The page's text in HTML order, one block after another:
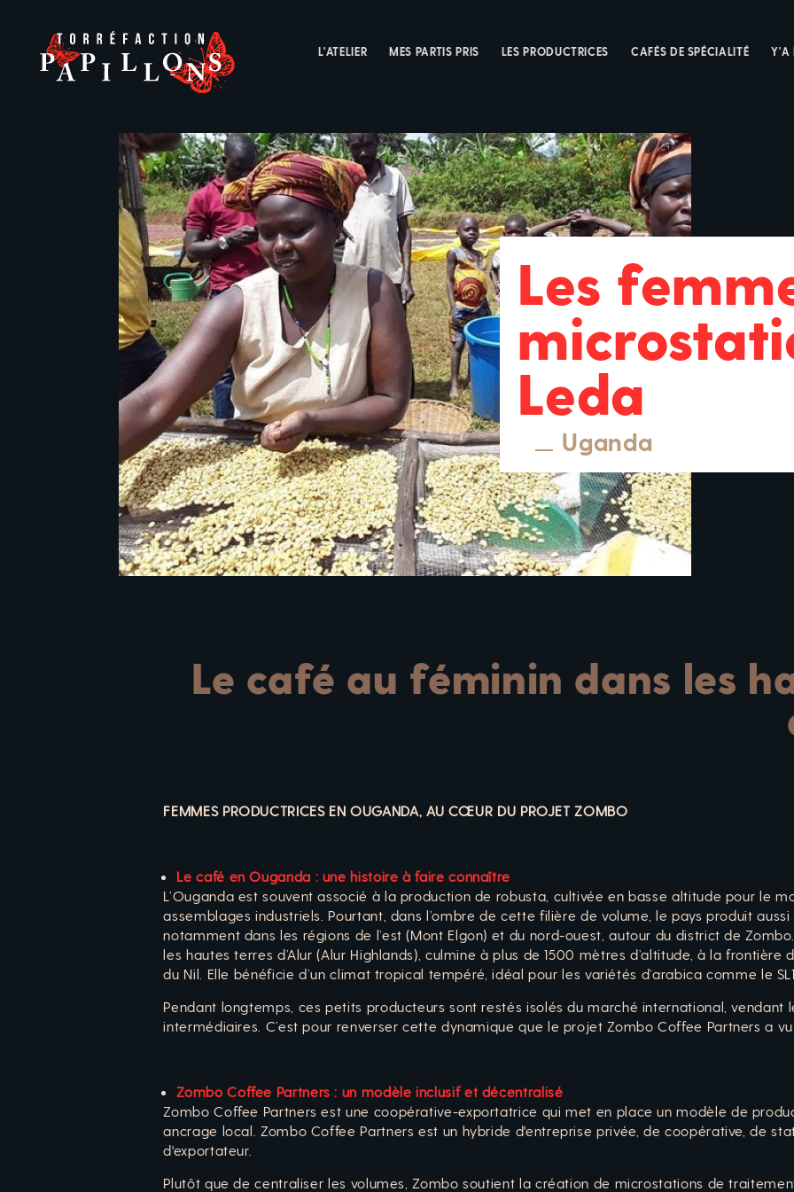
L'ATELIER MES PARTIS PRIS LES PRODUCTRICES CAFÉS DE SPÉCIALITÉ Y'A
Les
Leda
Uganda
Le café au féminin dans les
FEMMES PRODUCTRICES EN OUGANDA, AU CŒUR DU PROJET ZOMBO
Le café en Ouganda : une histoire à faire connaître
L’Ouganda est souvent associé à la production de robusta, cultivée en basse altitude pour le
assemblages industriels. Pourtant, dans l’ombre de cette filière de volume, le pays produit
notamment dans les régions de l’est (Mont Elgon) et du nord-ouest, autour du district de
les hautes terres d’Alur (Alur Highlands), culmine à plus de 1500 mètres d’altitude, à la frontière
du Nil. Elle bénéficie d’un climat tropical tempéré, idéal pour les variétés d’arabica comme le
Pendant longtemps, ces petits producteurs sont restés isolés du marché international, vendant
intermédiaires. C’est pour renverser cette dynamique que le projet Zombo Coffee Partners a
Zombo Coffee Partners : un modèle inclusif et décentralisé
Zombo Coffee Partners est une coopérative-exportatrice qui met en place un modèle de
ancrage local. Zombo Coffee Partners est un hybride d'entreprise privée, de coopérative, de
d'exportateur.
Plutôt que de centraliser les volumes, Zombo soutient la création de microstations de